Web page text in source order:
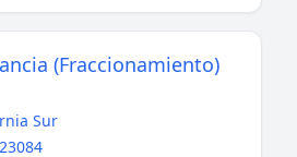
(Fraccionamiento)
Sur
23084